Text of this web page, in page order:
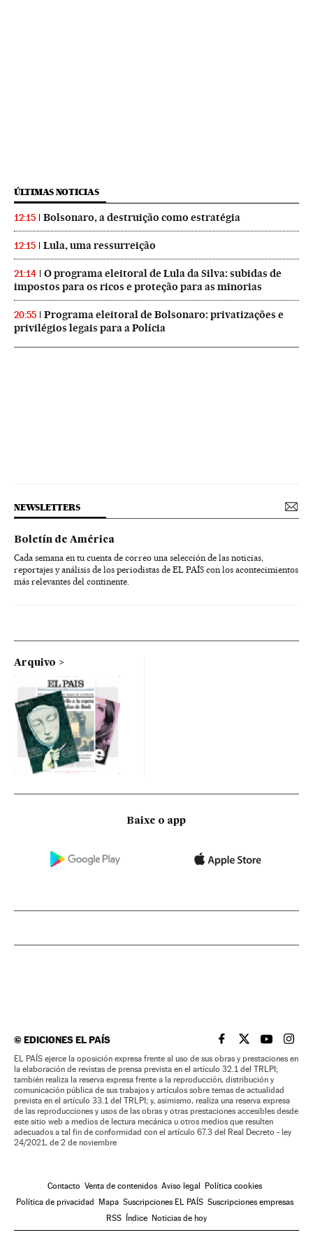
ÚLTIMAS NOTICIAS
12:15 Bolsonaro, a destruição como estratégia
12:15 Lula, uma ressurreição
21:14
O programa eleitoral de Lula da Silva: subidas de
impostos para os ricos e proteção para as minorias
20:55
Programa eleitoral de Bolsonaro: privatizações e
privilégios legais para a Polícia
NEWSLETTERS
Boletín de América
Cada semana en tu cuenta de correo una selección de las noticias,
reportajes y análisis de los periodistas de EL PAÍS con los acontecimientos
más relevantes del continente.
Arquivo
Baixe o app
©EDICIONES EL PAÍS EL PAÍS BRASIL EN
EL PAÍSEL PAÍS
EL
EL PAÍS ejerce la oposición expresa frente al uso de sus obras y prestaciones en
la elaboración de revistas de prensa prevista en el artículo 32.1 del TRLPI;
también realiza la reserva expresa frente a la reproducción, distribución y
comunicación pública de sus trabajos y artículos sobre temas de actualidad
prevista en el artículo 33.1 del TRLPI; y, asimismo, realiza una reserva expresa
de las reproducciones y usos de las obras y otras prestaciones accesibles desde
este sitio web a medios de lectura mecánica u otros medios que resulten
adecuados a tal fin de conformidad con el artículo 67.3 del Real Decreto - ley
24/2021, de 2 de noviembre
Contacto Venta de contenidos Aviso legal
Política cookies
Política de privacidad
Mapa Suscripciones EL PAÍS Suscripciones empresas
RSS
Índice Noticias de hoy